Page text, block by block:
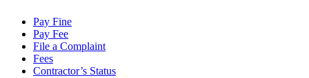
Pay Fine
Pay Fee
File a Complaint
Fees
Contractor’s Status